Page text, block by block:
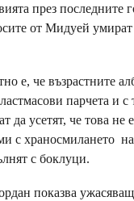
през последните
от Мидуей умират
е, че възрастните
парчета и с
да усетят, че това не
с храносмилането
с боклуци.
показва